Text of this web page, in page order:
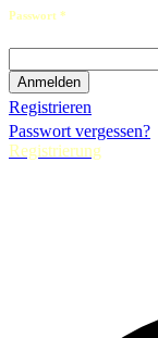
Passwort *
Registrieren
Passwort vergessen?
Registrierung